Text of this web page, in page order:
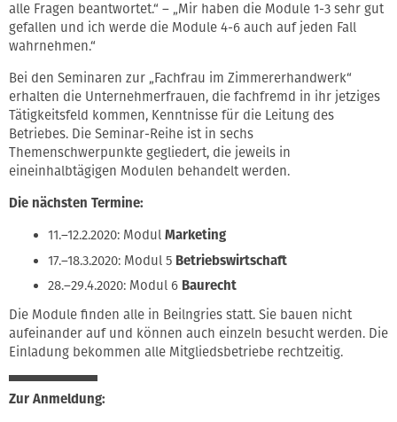
alle Fragen beantwortet.“ – „Mir haben die Module 1-3 sehr gut
gefallen und ich werde die Module 4-6 auch auf jeden Fall
wahrnehmen.“
Bei den Seminaren zur „Fachfrau im Zimmererhandwerk“
erhalten die Unternehmerfrauen, die fachfremd in ihr jetziges
Tätigkeitsfeld kommen, Kenntnisse für die Leitung des
Betriebes. Die Seminar-Reihe ist in sechs
Themenschwerpunkte gegliedert, die jeweils in
eineinhalbtägigen Modulen behandelt werden.
Die nächsten Termine:
11.–12.2.2020: Modul Marketing
17.–18.3.2020: Modul 5 Betriebswirtschaft
28.–29.4.2020: Modul 6 Baurecht
Die Module finden alle in Beilngries statt. Sie bauen nicht
aufeinander auf und können auch einzeln besucht werden. Die
Einladung bekommen alle Mitgliedsbetriebe rechtzeitig.
Zur Anmeldung: